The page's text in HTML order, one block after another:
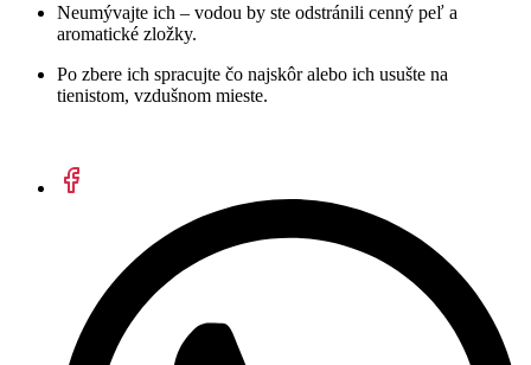
Neumývajte ich – vodou by ste odstránili cenný peľ a
aromatické zložky.
Po zbere ich spracujte čo najskôr alebo ich usušte na
tienistom, vzdušnom mieste.